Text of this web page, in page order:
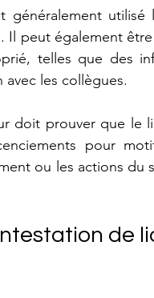
utilisé
Il peut également
telles que des
les collègues.
doit prouver que le
pour
ou les actions du
de